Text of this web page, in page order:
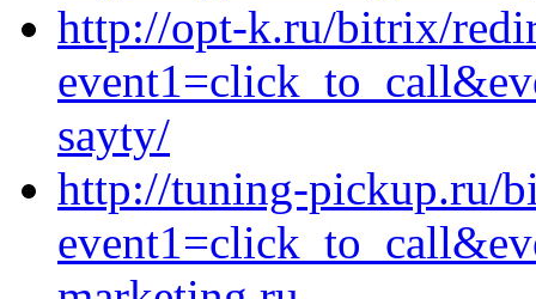
http://opt-k.ru/bitrix/
sayty/
http://tuning-pickup.ru/